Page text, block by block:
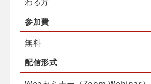
参加費
無料
配信形式